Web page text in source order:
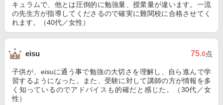
キュラムで、他とは圧倒的に勉強量、授業量が違います。一流
の先生方が指導してくださるので確実に難関校に合格させてく
れます。（40代／女性）
eisu 75.0点
子供が、eisuに通う事で勉強の大切さを理解し、自ら進んで学
習するようになった。また、受験に対して講師の方が情報を多
く知っているのでアドバイスも的確だと感じた。（30代／女
性）